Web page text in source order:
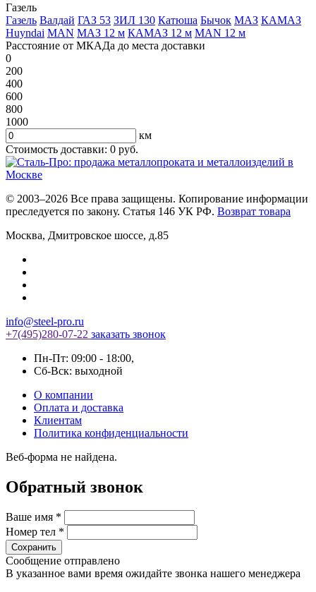
Газель
Газель Валдай ГАЗ 53 ЗИЛ 130 Катюша Бычок МАЗ КАМАЗ
Huyndai MAN МАЗ 12 м КАМАЗ 12 м MAN 12 м
Расстояние от МКАДа до места доставки
0
200
400
600
800
1000
км
Стоимость доставки: 0 руб.
© 2003–2026 Все права защищены. Копирование информации
преследуется по закону. Статья 146 УК РФ. Возврат товара
Москва, Дмитровское шоссе, д.85
info@steel-pro.ru
+7(495)280-07-22 заказать звонок
Пн-Пт: 09:00 - 18:00,
Cб-Вск: выходной
О компании
Оплата и доставка
Клиентам
Политика конфиденциальности
Веб-форма не найдена.
Обратный звонок
Ваше имя *
Номер тел *
Сообщение отправлено
В указанное вами время ожидайте звонка нашего менеджера